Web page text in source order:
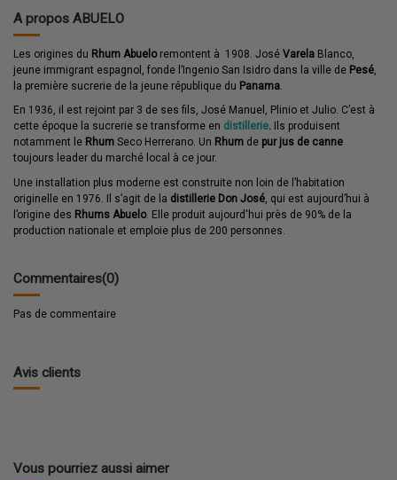
A propos ABUELO
Les origines du Rhum Abueloremontent à 1908. José Varela Blanco,
jeune immigrant espagnol, fonde l’Ingenio San Isidro dans la ville de Pesé,
la première sucrerie de la jeune république du Panama.
En 1936, il est rejoint par 3 de ses fils, José Manuel, Plinio et Julio. C’est à
cette époque la sucrerie se transforme en distillerie. Ils produisent
notamment le Rhum Seco Herrerano. Un Rhum de pur jus de canne
toujours leader du marché local à ce jour.
Une installation plus moderne est construite non loin de l’habitation
originelle en 1976. Il s’agit de la distillerie Don José, qui est aujourd’hui à
l’origine des Rhums Abuelo. Elle produit aujourd'hui près de 90% de la
production nationale et emploie plus de 200 personnes.
Commentaires(0)
Pas de commentaire
Avis clients
Vous pourriez aussi aimer